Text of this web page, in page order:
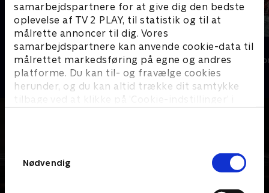
samarbejdspartnere for at give dig den bedste
oplevelse af TV 2 PLAY, til statistik og til at
målrette annoncer til dig. Vores
samarbejdspartnere kan anvende cookie-data til
målrettet markedsføring på egne og andres
platforme. Du kan til- og fravælge cookies
herunder, og du kan altid trække dit samtykke
tilbage ved at klikke på ’Cookie-indstillinger’ i
Nødvendig
Forræder
Reality • 4 sæsoner
Korpset
Reality • 8